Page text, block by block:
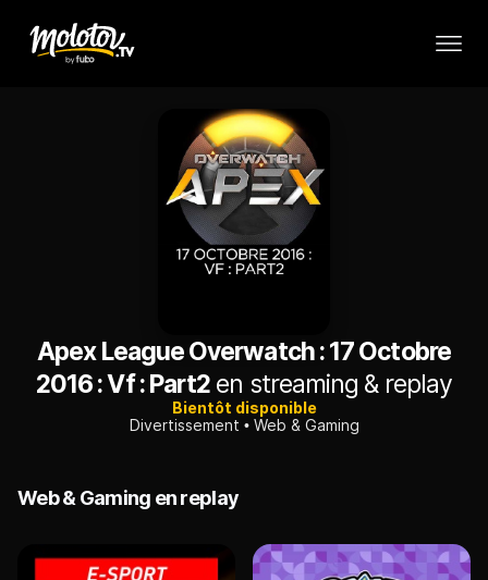
Apex League Overwatch : 17 Octobre
2016 : Vf : Part2 en streaming & replay
Bientôt disponible
Divertissement
Web & Gaming
Web & Gaming en replay